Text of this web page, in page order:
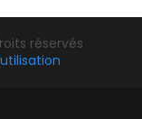
réservés